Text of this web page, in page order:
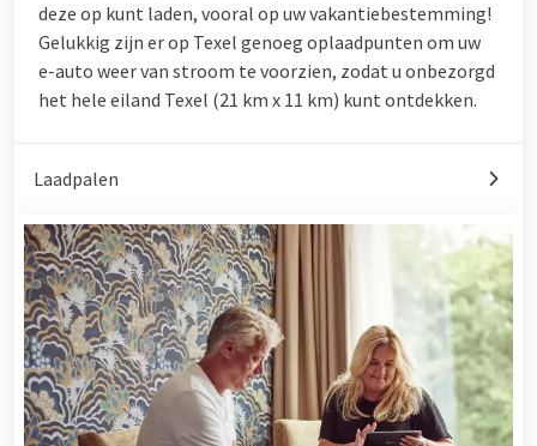
deze op kunt laden, vooral op uw vakantiebestemming!
Gelukkig zijn er op Texel genoeg oplaadpunten om uw
e-auto weer van stroom te voorzien, zodat u onbezorgd
het hele eiland Texel (21 km x 11 km) kunt ontdekken.
Laadpalen